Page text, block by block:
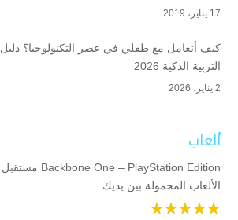
17 يناير، 2019
كيف أتعامل مع طفلي في عصر التكنولوجيا؟ دليل
التربية الذكية 2026
2 يناير، 2026
ألعاب
Backbone One – PlayStation Edition مستقبل
الألعاب المحمولة بين يديك